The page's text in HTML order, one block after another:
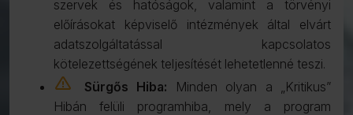
szervek és hatóságok, valamint a törvényi
előírásokat képviselő intézmények által elvárt
adatszolgáltatással kapcsolatos
kötelezettségének teljesítését lehetetlenné teszi.
priority_2 Sürgős Hiba: Minden olyan a „Kritikus”
Hibán felüli programhiba, mely a program